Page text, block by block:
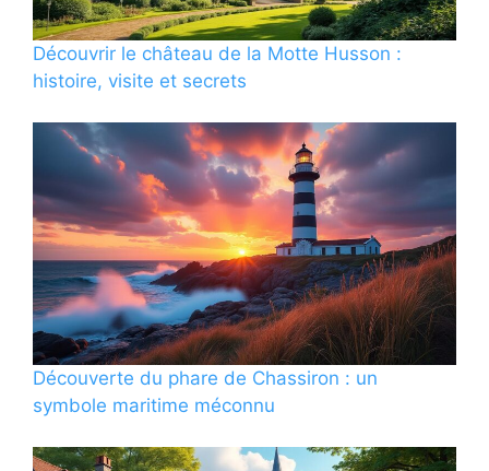
Découvrir le château de la Motte Husson :
histoire, visite et secrets
Découverte du phare de Chassiron : un
symbole maritime méconnu